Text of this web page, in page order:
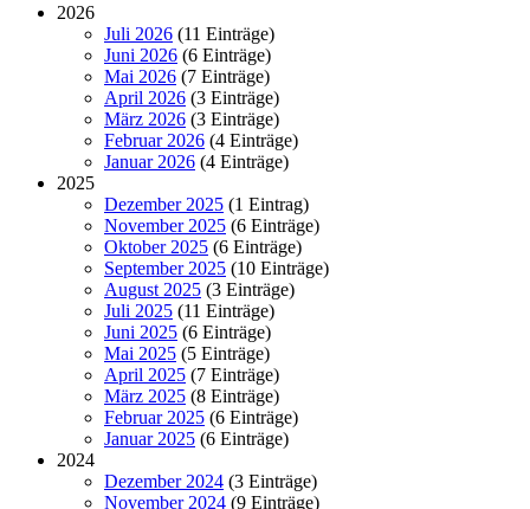
2026
Juli 2026 (11 Einträge)
Juni 2026 (6 Einträge)
Mai 2026 (7 Einträge)
April 2026 (3 Einträge)
März 2026 (3 Einträge)
Februar 2026 (4 Einträge)
Januar 2026 (4 Einträge)
2025
Dezember 2025 (1 Eintrag)
November 2025 (6 Einträge)
Oktober 2025 (6 Einträge)
September 2025 (10 Einträge)
August 2025 (3 Einträge)
Juli 2025 (11 Einträge)
Juni 2025 (6 Einträge)
Mai 2025 (5 Einträge)
April 2025 (7 Einträge)
März 2025 (8 Einträge)
Februar 2025 (6 Einträge)
Januar 2025 (6 Einträge)
2024
Dezember 2024 (3 Einträge)
November 2024 (9 Einträge)